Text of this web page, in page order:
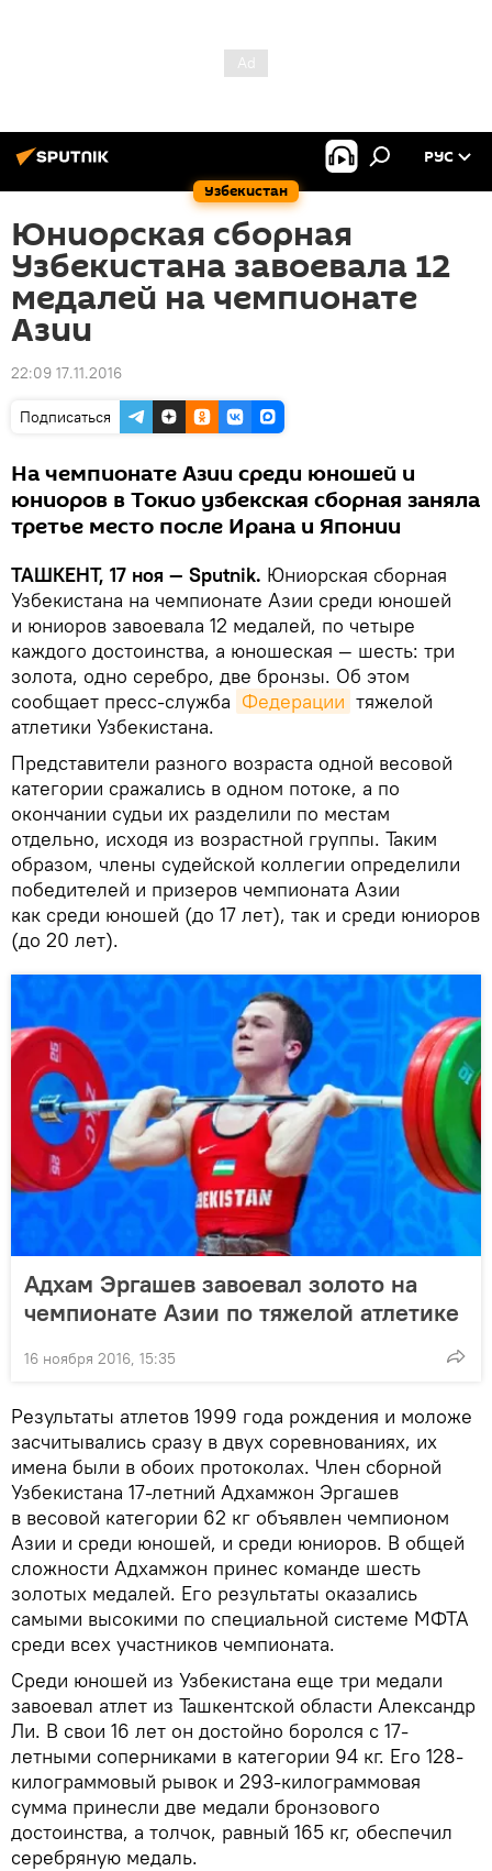
Узбекистан
РУС
Юниорская сборная
Узбекистана завоевала 12
медалей на чемпионате
Азии
22:09 17.11.2016
Подписаться
На чемпионате Азии среди юношей и
юниоров в Токио узбекская сборная заняла
третье место после Ирана и Японии
ТАШКЕНТ, 17 ноя — Sputnik. Юниорская сборная
Узбекистана на чемпионате Азии среди юношей
и юниоров завоевала 12 медалей, по четыре
каждого достоинства, а юношеская — шесть: три
золота, одно серебро, две бронзы. Об этом
сообщает пресс-служба Федерации тяжелой
атлетики Узбекистана.
Представители разного возраста одной весовой
категории сражались в одном потоке, а по
окончании судьи их разделили по местам
отдельно, исходя из возрастной группы. Таким
образом, члены судейской коллегии определили
победителей и призеров чемпионата Азии
как среди юношей (до 17 лет), так и среди юниоров
(до 20 лет).
Адхам Эргашев завоевал золото на
чемпионате Азии по тяжелой атлетике
16 ноября 2016, 15:35
Результаты атлетов 1999 года рождения и моложе
засчитывались сразу в двух соревнованиях, их
имена были в обоих протоколах. Член сборной
Узбекистана 17-летний Адхамжон Эргашев
в весовой категории 62 кг объявлен чемпионом
Азии и среди юношей, и среди юниоров. В общей
сложности Адхамжон принес команде шесть
золотых медалей. Его результаты оказались
самыми высокими по специальной системе МФТА
среди всех участников чемпионата.
Среди юношей из Узбекистана еще три медали
завоевал атлет из Ташкентской области Александр
Ли. В свои 16 лет он достойно боролся с 17-
летными соперниками в категории 94 кг. Его 128-
килограммовый рывок и 293-килограммовая
сумма принесли две медали бронзового
достоинства, а толчок, равный 165 кг, обеспечил
серебряную медаль.